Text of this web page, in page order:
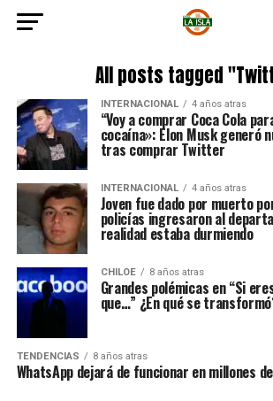
All posts tagged
INTERNACIONAL 4 años atras
“Voy a comprar Coca Cola
cocaína»: Elon Musk generó
tras comprar Twitter
INTERNACIONAL 4 años atras
Joven fue dado por muerto
policías ingresaron al
realidad estaba durmiendo
CHILOE 8 años atras
Grandes polémicas en “Si
que…” ¿En qué se
TENDENCIAS 8 años atras
WhatsApp dejará de funcionar en millones